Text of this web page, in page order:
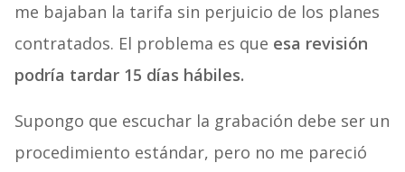
me bajaban la tarifa sin perjuicio de los planes
contratados. El problema es que esa revisión
podría tardar 15 días hábiles.
Supongo que escuchar la grabación debe ser un
procedimiento estándar, pero no me pareció